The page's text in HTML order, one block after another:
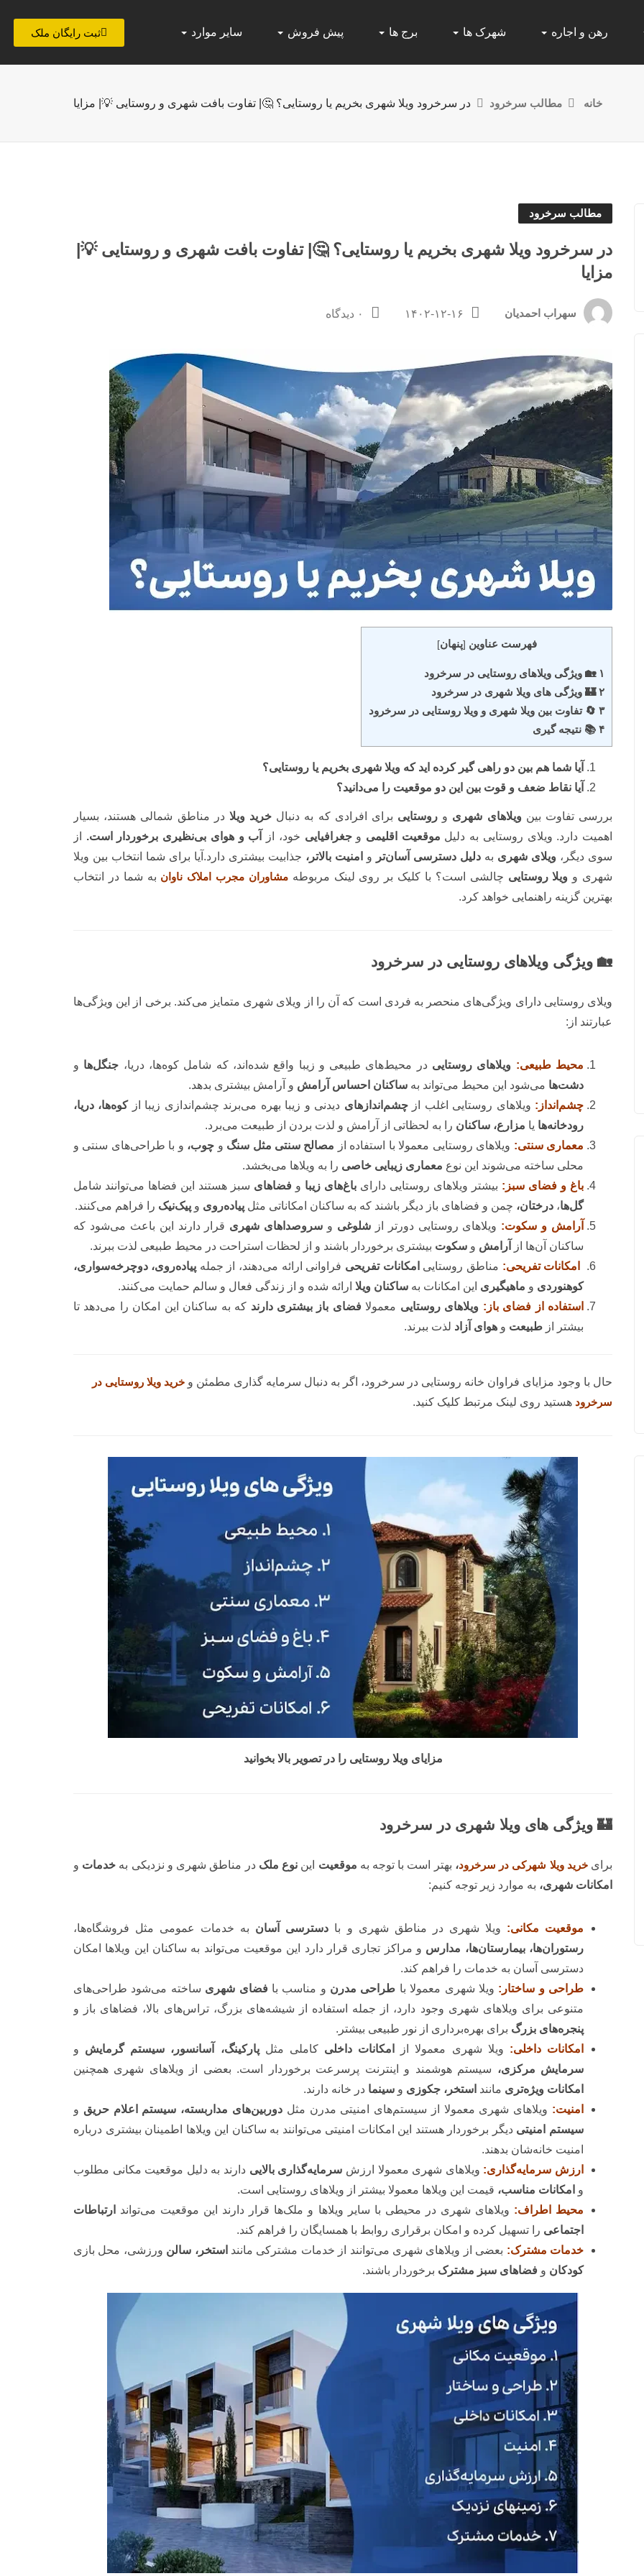
رهن و اجاره شهرک ها برج ها پیش فروش سایر موارد ثبت رایگان ملک
خانه مطالب سرخرود در سرخرود ویلا شهری بخریم یا روستایی؟ 🤔| تفاوت بافت شهری و روستایی 💡| مزایا
مطالب سرخرود
در سرخرود ویلا شهری بخریم یا روستایی؟ 🤔| تفاوت بافت شهری و روستایی 💡|
مزایا
سهراب احمدیان ۱۴۰۲-۱۲-۱۶ ۰ دیدگاه
فهرست عناوین [پنهان]
۱ 🏡 ویژگی ویلاهای روستایی در سرخرود
۲ 🏰 ویژگی های ویلا شهری در سرخرود
۳ 🔄 تفاوت بین ویلا شهری و ویلا روستایی در سرخرود
۴ 📚 نتیجه گیری
آیا شما هم بین دو راهی گیر کرده اید که ویلا شهری بخریم یا روستایی؟
آیا نقاط ضعف و قوت بین این دو موقعیت را می‌دانید؟
بررسی تفاوت بینویلاهای شهری و روستایی برای افرادی که به دنبال خرید ویلا در مناطق شمالی هستند، بسیار
اهمیت دارد. ویلای روستایی به دلیل موقعیت اقلیمی وجغرافیایی خود، از آب و هوای بی‌نظیری برخوردار است. از
سوی دیگر، ویلای شهری به دلیل دسترسی آسان‌تر و امنیت بالاتر، جذابیت بیشتری دارد.آیا برای شما انتخاب بین ویلا
شهری و ویلا روستایی چالشی است؟ با کلیک بر روی لینک مربوطه مشاوران مجرب املاک ناوان به شما در انتخاب
بهترین گزینه راهنمایی خواهد کرد.
🏡 ویژگی ویلاهای روستایی در سرخرود
ویلای روستایی دارای ویژگی‌های منحصر به فردی است که آن را از ویلای شهری متمایز می‌کند. برخی از این ویژگی‌ها
عبارتند از:
محیط طبیعی: ویلاهای روستایی در محیط‌های طبیعی و زیبا واقع شده‌اند، که شامل کوه‌ها، دریا، جنگل‌ها و
دشت‌ها می‌شود این محیط می‌تواند به ساکنان احساس آرامش و آرامش بیشتری بدهد.
چشم‌انداز: ویلاهای روستایی اغلب ازچشم‌اندازهای دیدنی و زیبا بهره می‌برند چشم‌اندازی زیبا ازکوه‌ها، دریا،
رودخانه‌ها یا مزارع، ساکنان را به لحظاتی از آرامش و لذت بردن از طبیعت می‌برد.
معماری سنتی: ویلاهای روستایی معمولا با استفاده از مصالح سنتی مثل سنگ و چوب، و با طراحی‌های سنتی و
محلی ساخته می‌شوند این نوع معماری زیبایی خاصی را به ویلاها می‌بخشد.
باغ و فضای سبز: بیشتر ویلاهای روستایی دارای باغ‌های زیبا و فضاهای سبز هستند این فضاها می‌توانند شامل
گل‌ها، درختان، چمن و فضاهای باز دیگر باشند که به ساکنان امکاناتی مثل پیاده‌روی و پیک‌نیک را فراهم می‌کنند.
آرامش و سکوت: ویلاهای روستایی دورتر ازشلوغی و سروصداهای شهری قرار دارند این باعث می‌شود که
ساکنان آن‌ها از
آرامش و سکوت بیشتری برخوردار باشند و از لحظات استراحت در محیط طبیعی لذت ببرند.
امکانات تفریحی: مناطق روستایی امکانات تفریحی فراوانی ارائه می‌دهند، از جمله پیاده‌روی، دوچرخه‌سواری،
کوهنوردی و ماهیگیری این امکانات به ساکنان ویلا ارائه شده و از زندگی فعال و سالم حمایت می‌کنند.
استفاده از فضای باز: ویلاهای روستایی معمولا فضای باز بیشتری دارند که به ساکنان این امکان را می‌دهد تا
بیشتر از طبیعت و هوای آزاد لذت ببرند.
حال با وجود مزایای فراوان خانه روستایی در سرخرود، اگر به دنبال سرمایه گذاری مطمئن و خرید ویلا روستایی در
سرخرود هستید روی لینک مرتبط کلیک کنید.
مزایای ویلا روستایی را در تصویر بالا بخوانید
🏰 ویژگی های ویلا شهری در سرخرود
برای خرید ویلا شهرکی در سرخرود، بهتر است با توجه به موقعیت این نوع ملک در مناطق شهری و نزدیکی به خدمات و
امکانات شهری، به موارد زیر توجه کنیم:
موقعیت مکانی: ویلا شهری در مناطق شهری و با دسترسی آسان به خدمات عمومی مثل فروشگاه‌ها،
رستوران‌ها، بیمارستان‌ها، مدارس و مراکز تجاری قرار دارد این موقعیت می‌تواند به ساکنان این ویلاها امکان
دسترسی آسان به خدمات را فراهم کند.
طراحی و ساختار: ویلا شهری معمولا با طراحی مدرن و مناسب با فضای شهری ساخته می‌شود طراحی‌های
متنوعی برای ویلاهای شهری وجود دارد، از جمله استفاده از شیشه‌های بزرگ، تراس‌های بالا، فضاهای باز و
پنجره‌های بزرگ برای بهره‌برداری از نور طبیعی بیشتر.
امکانات داخلی: ویلا شهری معمولا از امکانات داخلی کاملی مثلپارکینگ، آسانسور، سیستم گرمایش و
سرمایش مرکزی، سیستم هوشمند و اینترنت پرسرعت برخوردار است. بعضی از ویلاهای شهری همچنین
امکانات ویژه‌تری مانند استخر، جکوزی و سینما در خانه دارند.
امنیت: ویلاهای شهری معمولا از سیستم‌های امنیتی مدرن مثلدوربین‌های مداربسته، سیستم اعلام حریق و
سیستم امنیتی دیگر برخوردار هستند این امکانات امنیتی می‌توانند به ساکنان این ویلاها اطمینان بیشتری درباره
امنیت خانه‌شان بدهند.
ارزش سرمایه‌گذاری: ویلاهای شهری معمولا ارزش سرمایه‌گذاری بالایی دارند به دلیل موقعیت مکانی مطلوب
و امکانات مناسب، قیمت این ویلاها معمولا بیشتر از ویلاهای روستایی است.
محیط اطراف: ویلاهای شهری در محیطی با سایر ویلاها و ملک‌ها قرار دارند این موقعیت می‌تواند
ارتباطات
اجتماعی را تسهیل کرده و امکان برقراری روابط با همسایگان را فراهم کند.
خدمات مشترک: بعضی از ویلاهای شهری می‌توانند از خدمات مشترکی مانند استخر، سالن ورزشی، محل بازی
کودکان و فضاهای سبز مشترک برخوردار باشند.